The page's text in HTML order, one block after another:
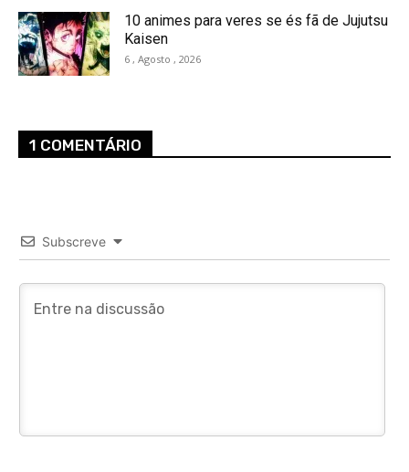
10 animes para veres se és fã de Jujutsu
Kaisen
6 , Agosto , 2026
1 COMENTÁRIO
Subscreve